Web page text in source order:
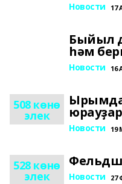
Новости 17
Быйыл
һәм
Новости 16
508 көнө
элек юрауҙар
Новости 19
528 көнө
элек Новости 27